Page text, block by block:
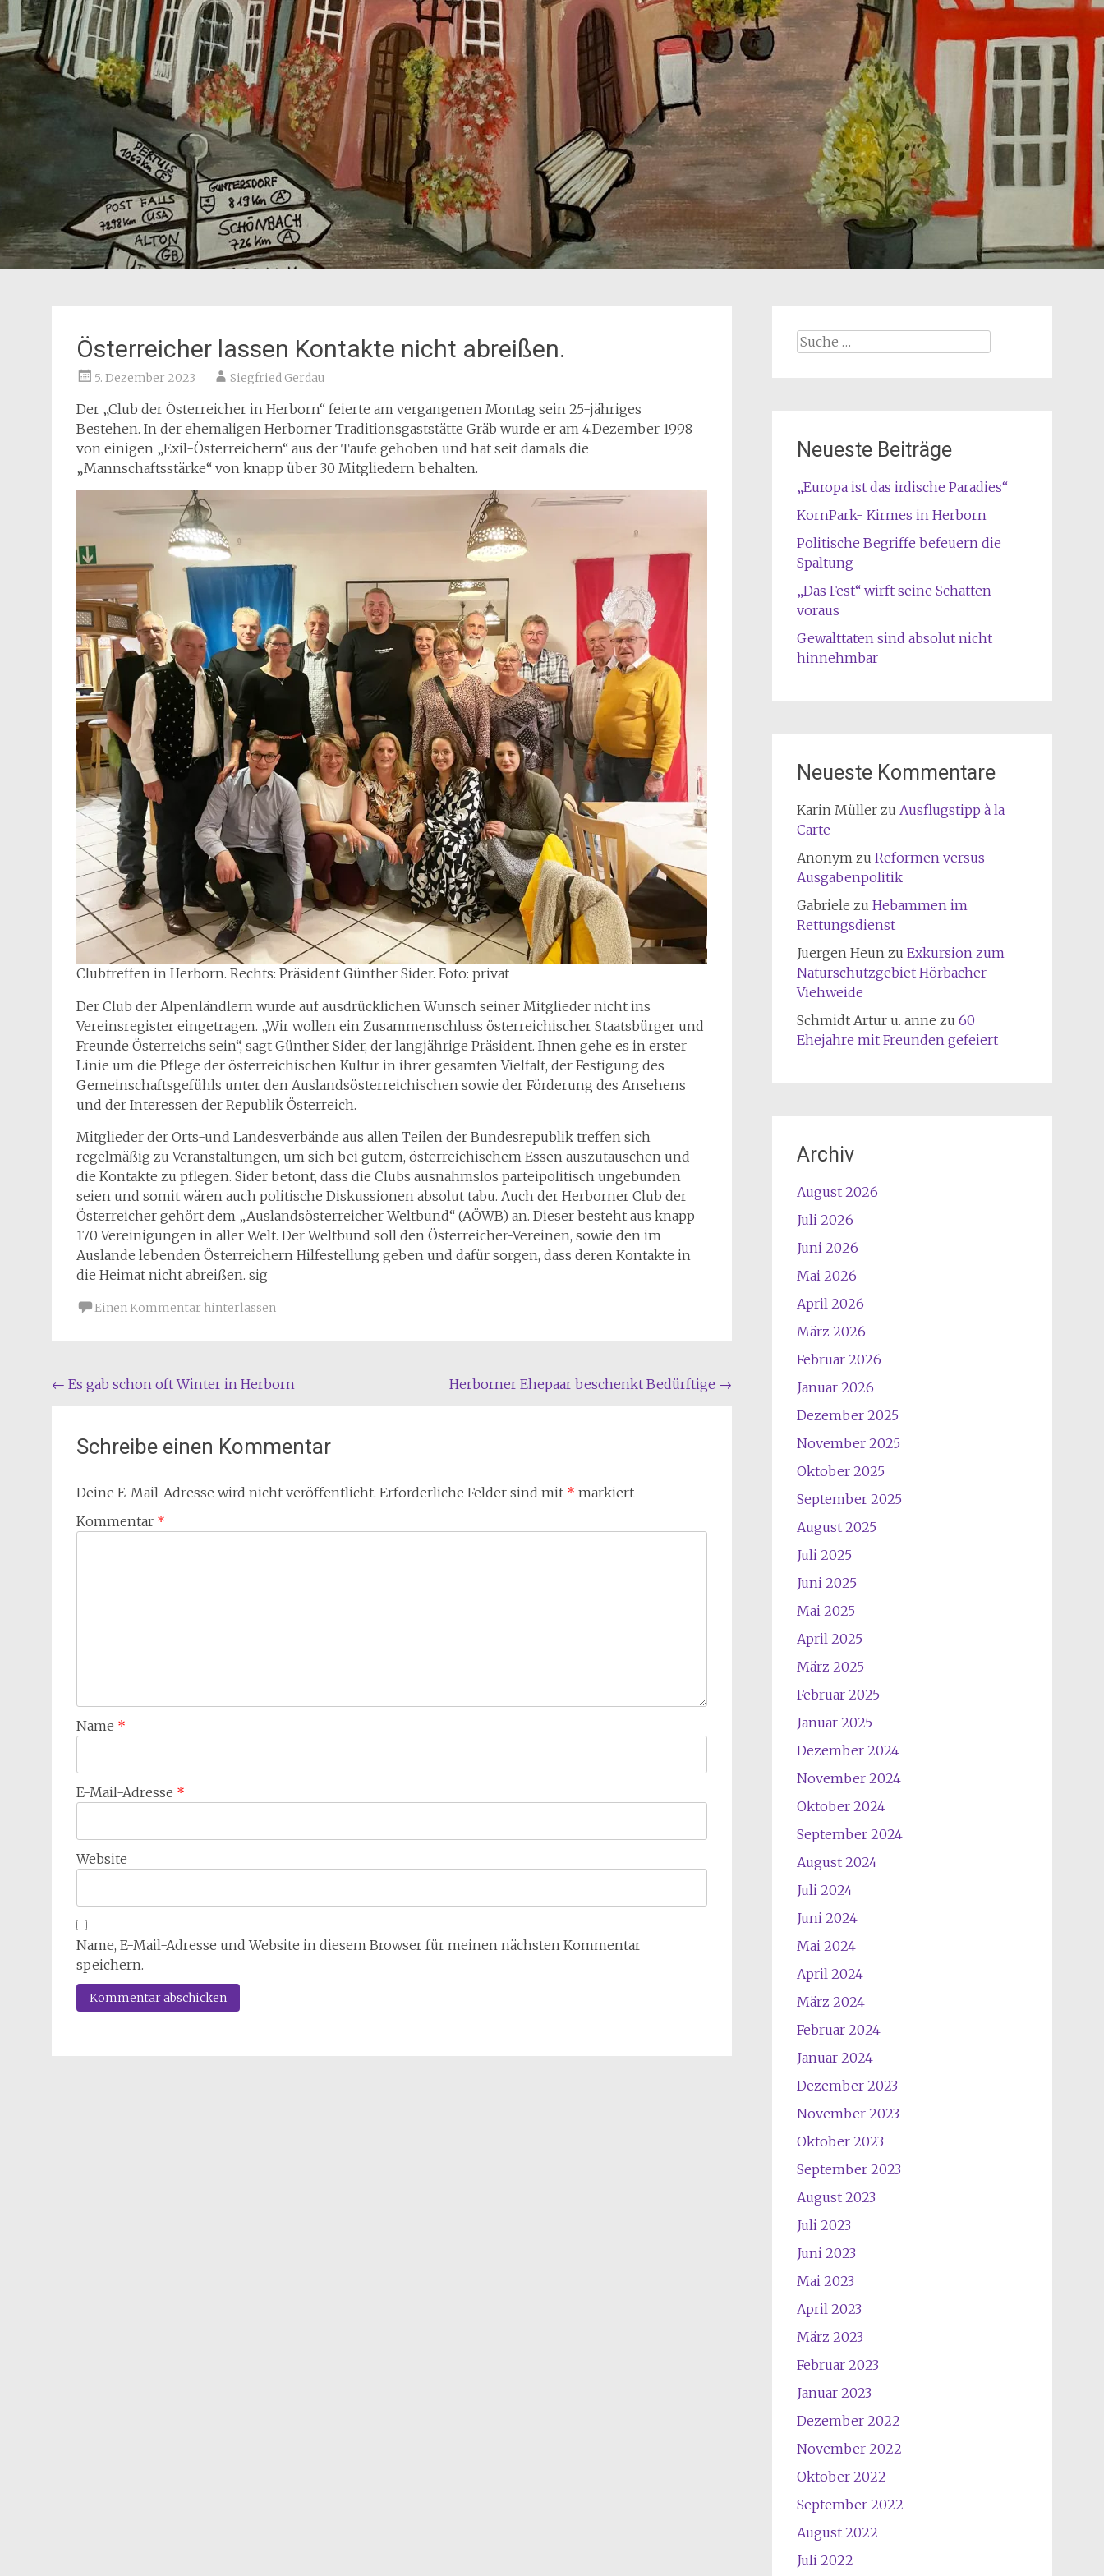
Österreicher lassen Kontakte nicht abreißen.
5. Dezember 2023 Siegfried Gerdau
Der „Club der Österreicher in Herborn“ feierte am vergangenen Montag sein 25-jähriges
Bestehen. In der ehemaligen Herborner Traditionsgaststätte Gräb wurde er am 4.Dezember 1998
von einigen „Exil-Österreichern“ aus der Taufe gehoben und hat seit damals die
„Mannschaftsstärke“ von knapp über 30 Mitgliedern behalten.
Clubtreffen in Herborn. Rechts: Präsident Günther Sider. Foto: privat
Der Club der Alpenländlern wurde auf ausdrücklichen Wunsch seiner Mitglieder nicht ins
Vereinsregister eingetragen. „Wir wollen ein Zusammenschluss österreichischer Staatsbürger und
Freunde Österreichs sein“, sagt Günther Sider, der langjährige Präsident. Ihnen gehe es in erster
Linie um die Pflege der österreichischen Kultur in ihrer gesamten Vielfalt, der Festigung des
Gemeinschaftsgefühls unter den Auslandsösterreichischen sowie der Förderung des Ansehens
und der Interessen der Republik Österreich.
Mitglieder der Orts-und Landesverbände aus allen Teilen der Bundesrepublik treffen sich
regelmäßig zu Veranstaltungen, um sich bei gutem, österreichischem Essen auszutauschen und
die Kontakte zu pflegen. Sider betont, dass die Clubs ausnahmslos parteipolitisch ungebunden
seien und somit wären auch politische Diskussionen absolut tabu. Auch der Herborner Club der
Österreicher gehört dem „Auslandsösterreicher Weltbund“ (AÖWB) an. Dieser besteht aus knapp
170 Vereinigungen in aller Welt. Der Weltbund soll den Österreicher-Vereinen, sowie den im
Auslande lebenden Österreichern Hilfestellung geben und dafür sorgen, dass deren Kontakte in
die Heimat nicht abreißen. sig
Einen Kommentar hinterlassen
Beitragsnavigation
← Es gab schon oft Winter in Herborn Herborner Ehepaar beschenkt Bedürftige →
Schreibe einen Kommentar
Deine E-Mail-Adresse wird nicht veröffentlicht. Erforderliche Felder sind mit * markiert
Kommentar *
Name *
E-Mail-Adresse *
Website
Name, E-Mail-Adresse und Website in diesem Browser für meinen nächsten Kommentar
speichern.
Suche
Neueste Beiträge
„Europa ist das irdische Paradies“
KornPark- Kirmes in Herborn
Politische Begriffe befeuern die
Spaltung
„Das Fest“ wirft seine Schatten
voraus
Gewalttaten sind absolut nicht
hinnehmbar
Neueste Kommentare
Karin Müllerzu Ausflugstipp à la
Carte
Anonymzu Reformen versus
Ausgabenpolitik
Gabriele zu Hebammen im
Rettungsdienst
Juergen Heunzu Exkursion zum
Naturschutzgebiet Hörbacher
Viehweide
Schmidt Artur u. anne zu 60
Ehejahre mit Freunden gefeiert
Archiv
August 2026
Juli 2026
Juni 2026
Mai 2026
April 2026
März 2026
Februar 2026
Januar 2026
Dezember 2025
November 2025
Oktober 2025
September 2025
August 2025
Juli 2025
Juni 2025
Mai 2025
April 2025
März 2025
Februar 2025
Januar 2025
Dezember 2024
November 2024
Oktober 2024
September 2024
August 2024
Juli 2024
Juni 2024
Mai 2024
April 2024
März 2024
Februar 2024
Januar 2024
Dezember 2023
November 2023
Oktober 2023
September 2023
August 2023
Juli 2023
Juni 2023
Mai 2023
April 2023
März 2023
Februar 2023
Januar 2023
Dezember 2022
November 2022
Oktober 2022
September 2022
August 2022
Juli 2022